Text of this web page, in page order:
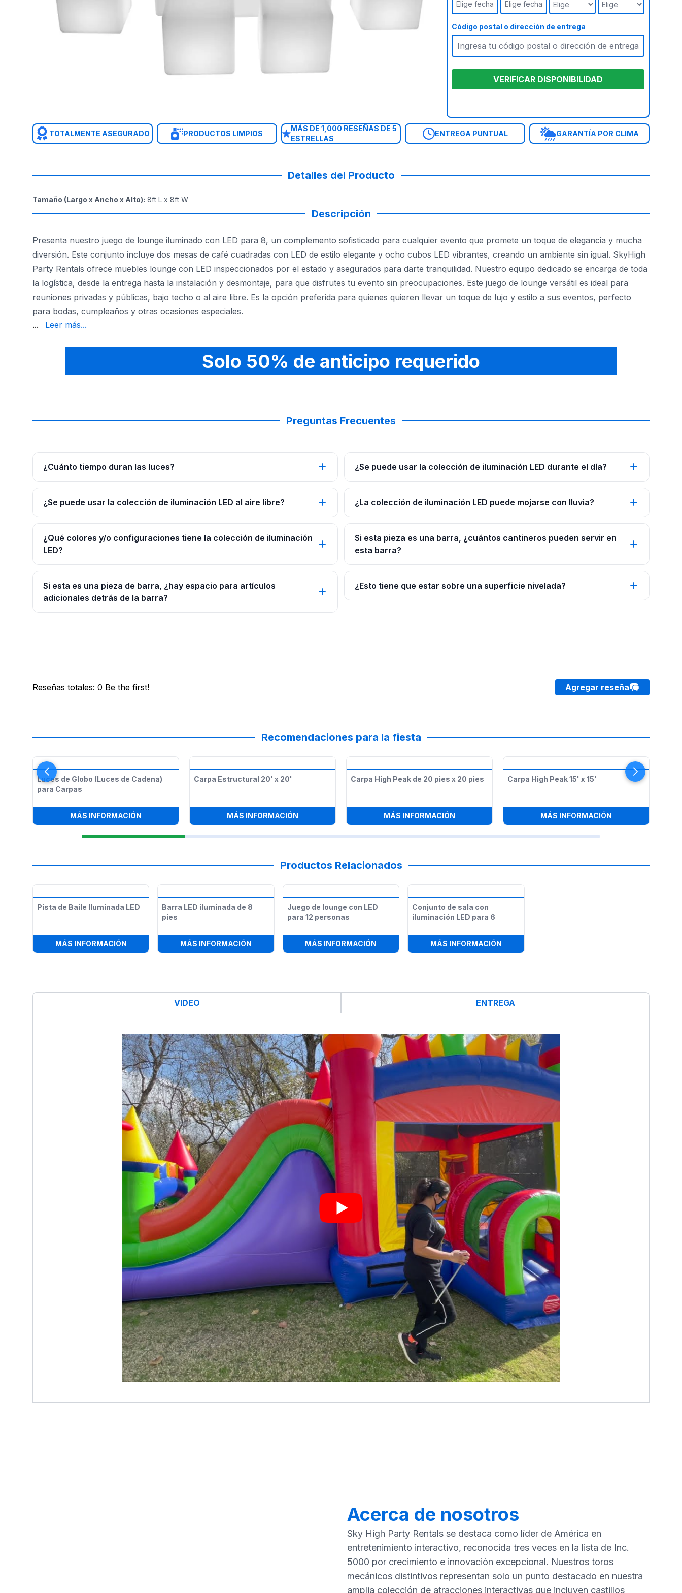
Elige fecha
Elige fecha
Código postal o dirección de entrega
VERIFICAR DISPONIBILIDAD
TOTALMENTE ASEGURADO PRODUCTOS LIMPIOS
MÁS DE 1,000 RESEÑAS DE 5
ESTRELLAS
ENTREGA PUNTUAL GARANTÍA POR CLIMA
Detalles del Producto
Tamaño (Largo x Ancho x Alto): 8ft L x 8ft W
Descripción
Presenta nuestro juego de lounge iluminado con LED para 8, un complemento sofisticado para cualquier evento que promete un toque de elegancia y mucha
diversión. Este conjunto incluye dos mesas de café cuadradas con LED de estilo elegante y ocho cubos LED vibrantes, creando un ambiente sin igual. SkyHigh
Party Rentals ofrece muebles lounge con LED inspeccionados por el estado y asegurados para darte tranquilidad. Nuestro equipo dedicado se encarga de toda
la logística, desde la entrega hasta la instalación y desmontaje, para que disfrutes tu evento sin preocupaciones. Este juego de lounge versátil es ideal para
reuniones privadas y públicas, bajo techo o al aire libre. Es la opción preferida para quienes quieren llevar un toque de lujo y estilo a sus eventos, perfecto
para bodas, cumpleaños y otras ocasiones especiales.
juego de lounge iluminado con LED para 8. Deja que SkyHigh Party Rentals sea tu socio en crear un evento memorable que deje una huella duradera.
... Leer más...
Solo 50% de anticipo requerido
Preguntas Frecuentes
¿Cuánto tiempo duran las luces? ¿Se puede usar la colección de iluminación LED durante el día?
¿Se puede usar la colección de iluminación LED al aire libre? ¿La colección de iluminación LED puede mojarse con lluvia?
¿Qué colores y/o configuraciones tiene la colección de iluminación
LED?
Si esta pieza es una barra, ¿cuántos cantineros pueden servir en
esta barra?
Si esta es una pieza de barra, ¿hay espacio para artículos
adicionales detrás de la barra?
¿Esto tiene que estar sobre una superficie nivelada?
Reseñas totales: 0 Be the first! Agregar reseña
Recomendaciones para la fiesta
Luces de Globo (Luces de Cadena)
para Carpas
MÁS INFORMACIÓN LUCES DE GLOBO (LUCES DE CADENA) PARA CARPAS
Carpa Estructural 20' x 20'
MÁS INFORMACIÓN CARPA ESTRUCTURAL 20' X 20'
Carpa High Peak de 20 pies x 20 pies
MÁS INFORMACIÓN CARPA HIGH PEAK DE 20 PIES X 20 PIES
Carpa High Peak 15' x 15'
MÁS INFORMACIÓN
Productos Relacionados
Pista de Baile Iluminada LED
MÁS INFORMACIÓN: PISTA DE BAILE ILUMINADA LED
Barra LED iluminada de 8
pies
MÁS INFORMACIÓN BARRA LED ILUMINADA DE 8 PIES
Juego de lounge con LED
para 12 personas
MÁS INFORMACIÓN JUEGO DE LOUNGE CON LED PARA 12 PERSONAS
Conjunto de sala con
iluminación LED para 6
MÁS INFORMACIÓN:
VIDEO ENTREGA
Acerca de nosotros
Sky High Party Rentals se destaca como líder de América en
entretenimiento interactivo, reconocida tres veces en la lista de Inc.
5000 por crecimiento e innovación excepcional. Nuestros toros
mecánicos distintivos representan solo un punto destacado en nuestra
amplia colección de atracciones interactivas que incluyen castillos